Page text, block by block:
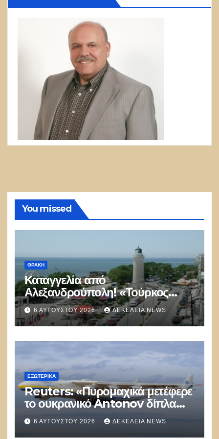
You missed
ΘΡΆΚΗ
Καταγγελία από
Αλεξανδρούπολη! «Τούρκος
αστυνομικός επέδειξε ταυτότητα
και έκανε υποδείξεις σε Έλληνα
πολίτη»
6 ΑΥΓΟΎΣΤΟΥ 2026 ΔΕΚΈΛΕΙΑ NEWS
ΕΞΩΤΕΡΙΚΑ
Reuters: «Πυρομαχικά μετέφερε
το ουκρανικό Antonov δίπλα
στο οποίο βρέθηκε το drone στη
Λειψία»
6 ΑΥΓΟΎΣΤΟΥ 2026 ΔΕΚΈΛΕΙΑ NEWS